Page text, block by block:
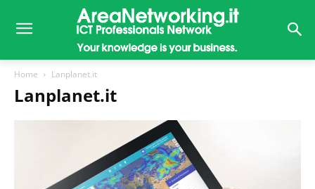
Home Lanplanet.it
Lanplanet.it